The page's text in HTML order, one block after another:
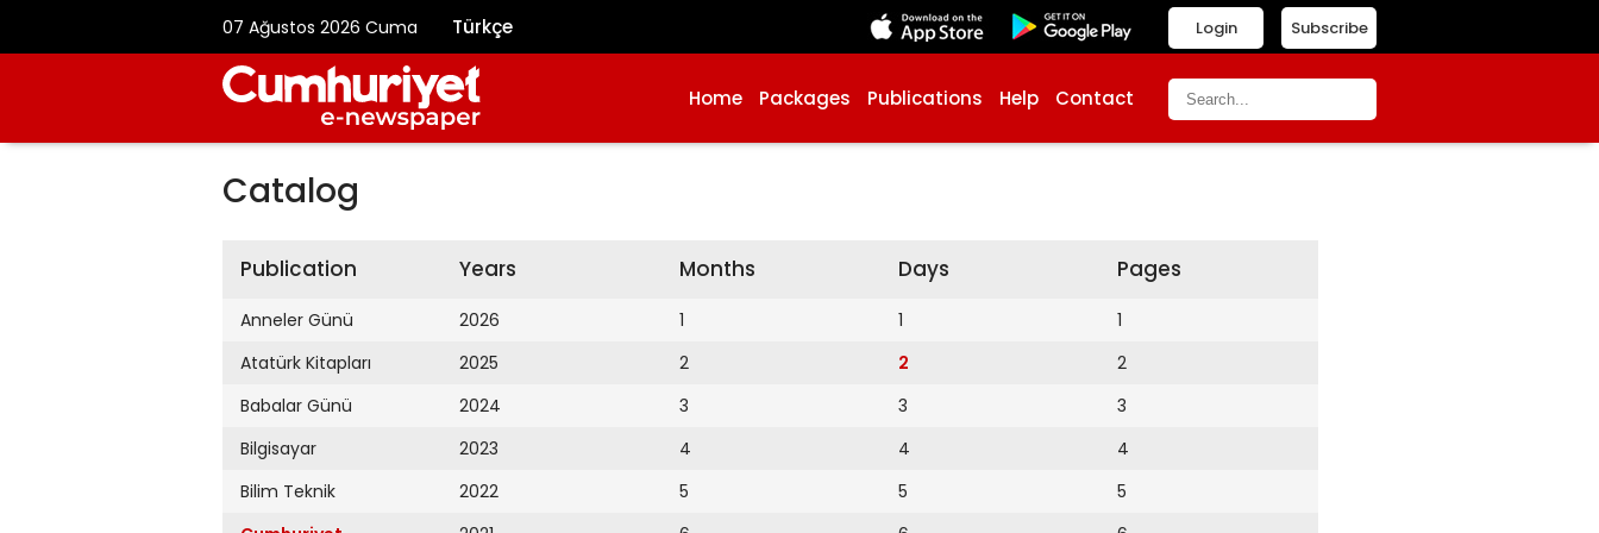
07 Ağustos 2026 Cuma Türkçe Subscribe
Login
Home Packages Publications Help Contact
Catalog
Publication
Anneler Günü
Atatürk Kitapları
Babalar Günü
Bilgisayar
Bilim Teknik
Years
2026
2025
2024
2023
2022
Months
1
2
3
4
5
Days
1
2
3
4
5
Pages
1
2
3
4
5